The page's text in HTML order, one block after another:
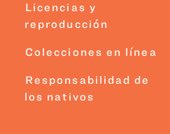
Licencias y
reproducción
Colecciones en línea
Responsabilidad de
los nativos